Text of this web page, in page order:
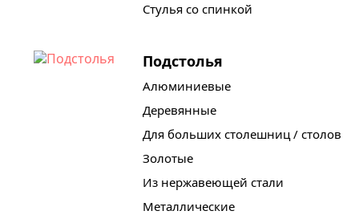
Стулья со спинкой
Подстолья
Алюминиевые
Деревянные
Для больших столешниц / столов
Золотые
Из нержавеющей стали
Металлические